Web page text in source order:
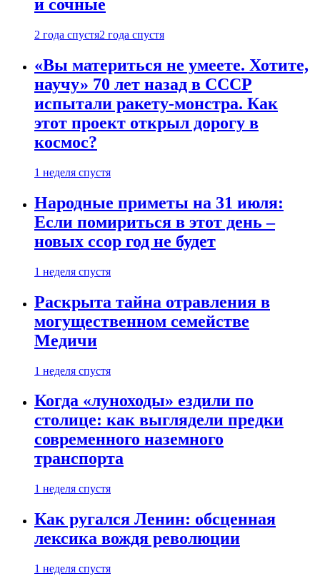
и сочные
2 года спустя2 года спустя
«Вы материться не умеете. Хотите,
научу» 70 лет назад в СССР
испытали ракету-монстра. Как
этот проект открыл дорогу в
космос?
1 неделя спустя
Народные приметы на 31 июля:
Если помириться в этот день –
новых ссор год не будет
1 неделя спустя
Раскрыта тайна отравления в
могущественном семействе
Медичи
1 неделя спустя
Когда «луноходы» ездили по
столице: как выглядели предки
современного наземного
транспорта
1 неделя спустя
Как ругался Ленин: обсценная
лексика вождя революции
1 неделя спустя